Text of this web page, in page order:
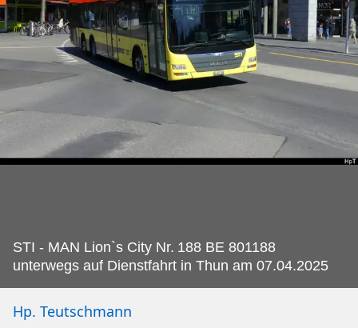
STI - MAN Lion`s City Nr. 188 BE 801188
unterwegs auf Dienstfahrt in Thun am 07.04.2025
Hp. Teutschmann